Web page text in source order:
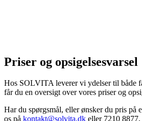
Priser og opsigelsesvarsel
Hos SOLVITA leverer vi ydelser til både
får du en oversigt over vores priser og
Har du spørgsmål, eller ønsker du pris på
os på kontakt@solvita.dk eller 7210 8877.